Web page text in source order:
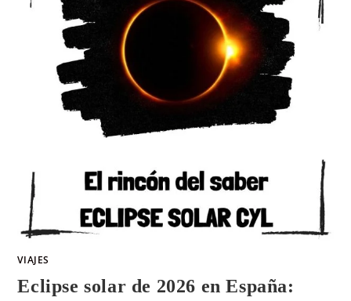
VIAJES
Eclipse solar de 2026 en España: